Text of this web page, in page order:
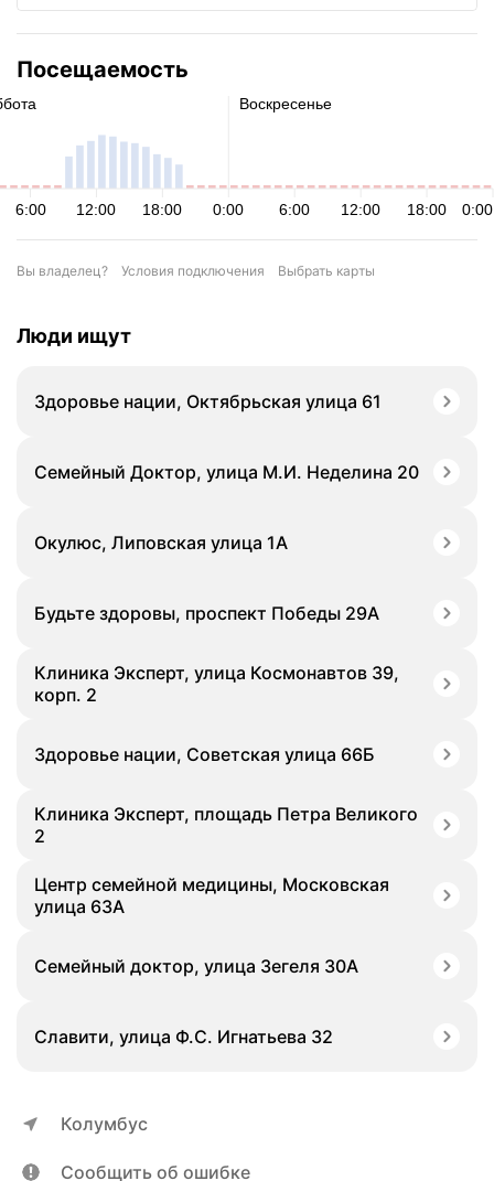
Посещаемость
Вы владелец? Условия подключения Выбрать карты
Люди ищут
Здоровье нации, Октябрьская улица 61
Семейный Доктор, улица М.И. Неделина 20
Окулюс, Липовская улица 1А
Будьте здоровы, проспект Победы 29А
Клиника Эксперт, улица Космонавтов 39,
корп. 2
Здоровье нации, Советская улица 66Б
Клиника Эксперт, площадь Петра Великого
2
Центр семейной медицины, Московская
улица 63А
Семейный доктор, улица Зегеля 30А
Славити, улица Ф.С. Игнатьева 32
Колумбус
Сообщить об ошибке